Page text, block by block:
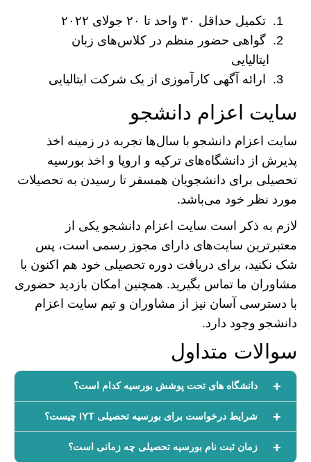
تکمیل حداقل ۳۰ واحد تا ۲۰ جولای ۲۰۲۲
گواهی حضور منظم در کلاس‌های زبان
ایتالیایی
ارائه آگهی کارآموزی از یک شرکت ایتالیایی
سایت اعزام دانشجو
سایت اعزام دانشجو با سال‌ها تجربه در زمینه اخذ
پذیرش از دانشگاه‌های ترکیه و اروپا و اخذ بورسیه
تحصیلی برای دانشجویان همسفر تا رسیدن به تحصیلات
مورد نظر خود می‌باشد.
لازم به ذکر است سایت اعزام دانشجو یکی از
معتبر‌ترین سایت‌های دارای مجوز رسمی است، پس
شک نکنید، برای دریافت دوره تحصیلی خود هم اکنون با
مشاوران ما تماس بگیرید. همچنین امکان بازدید حضوری
با دسترسی آسان نیز از مشاوران و تیم سایت اعزام
دانشجو وجود دارد.
سوالات متداول
دانشگاه های تحت پوشش بورسیه کدام است؟
شرایط درخواست برای بورسیه تحصیلی IYT چیست؟
زمان ثبت نام بورسیه تحصیلی چه زمانی است؟